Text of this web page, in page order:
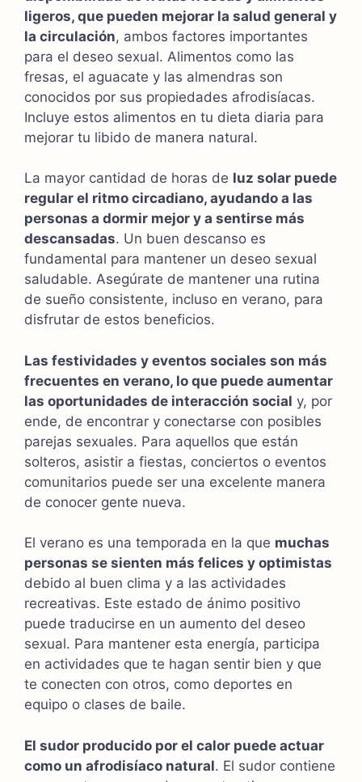
ligeros, que pueden mejorar la salud general y
la circulación, ambos factores importantes
para el deseo sexual. Alimentos como las
fresas, el aguacate y las almendras son
conocidos por sus propiedades afrodisíacas.
Incluye estos alimentos en tu dieta diaria para
mejorar tu libido de manera natural.
La mayor cantidad de horas de luz solar puede
regular el ritmo circadiano, ayudando a las
personas a dormir mejor y a sentirse más
descansadas. Un buen descanso es
fundamental para mantener un deseo sexual
saludable. Asegúrate de mantener una rutina
de sueño consistente, incluso en verano, para
disfrutar de estos beneficios.
Las festividades y eventos sociales son más
frecuentes en verano, lo que puede aumentar
las oportunidades de interacción social y, por
ende, de encontrar y conectarse con posibles
parejas sexuales. Para aquellos que están
solteros, asistir a fiestas, conciertos o eventos
comunitarios puede ser una excelente manera
de conocer gente nueva.
El verano es una temporada en la que muchas
personas se sienten más felices y optimistas
debido al buen clima y a las actividades
recreativas. Este estado de ánimo positivo
puede traducirse en un aumento del deseo
sexual. Para mantener esta energía, participa
en actividades que te hagan sentir bien y que
te conecten con otros, como deportes en
equipo o clases de baile.
El sudor producido por el calor puede actuar
como un afrodisíaco natural. El sudor contiene